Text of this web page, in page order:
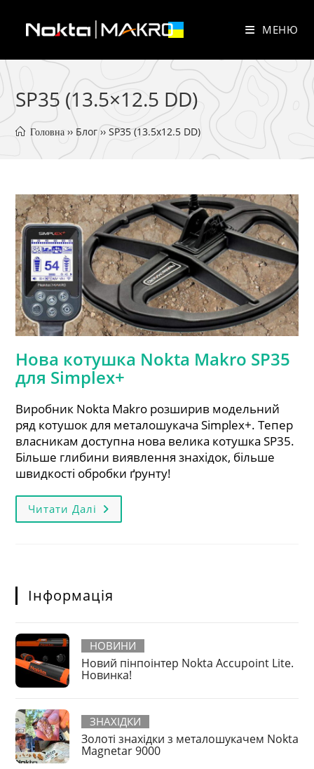
вмісту
МЕНЮ
SP35 (13.5×12.5 DD)
Головна ›› Блог ›› SP35 (13.5x12.5 DD)
Нова котушка Nokta Makro SP35
для Simplex+
Виробник Nokta Makro розширив модельний
ряд котушок для металошукача Simplex+. Тепер
власникам доступна нова велика котушка SP35.
Більше глибини виявлення знахідок, більше
швидкості обробки ґрунту!
Читати Далі Нова
Котушка
Nokta
Інформація
НОВИНИ
Новий пінпоінтер Nokta Accupoint Lite.
Новинка!
ЗНАХІДКИ
Золоті знахідки з металошукачем Nokta
Magnetar 9000